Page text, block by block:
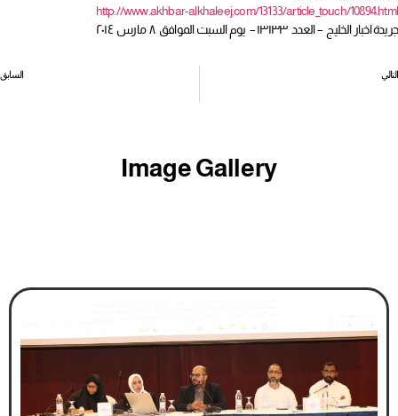
http://www.akhbar-alkhaleej.com/13133/article_touch/10894.html
جريدة اخبار الخليج – العدد ١٣١٣٣ – يوم السبت الموافق ٨ مارس ٢٠١٤
السابق التالي
Image Gallery